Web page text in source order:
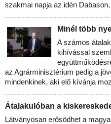
szakmai napja az idén
Minél több
A számos
kihívással
az Agrárminisztérium pedig a
mindenkinek, aki elő kívánja
Átalakulóban a
Látványosan erősödhet a